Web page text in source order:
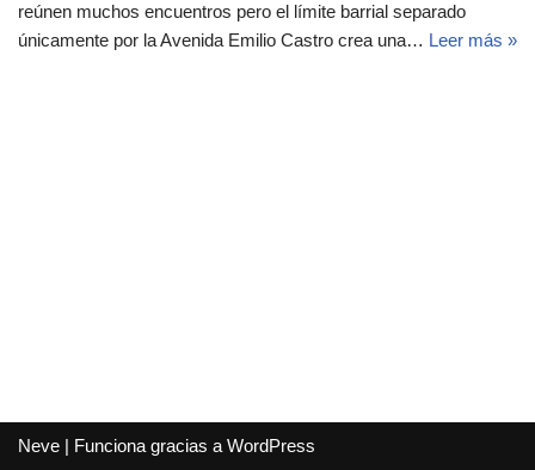
reúnen muchos encuentros pero el límite barrial separado
únicamente por la Avenida Emilio Castro crea una… Leer más »
Neve | Funciona gracias a WordPress